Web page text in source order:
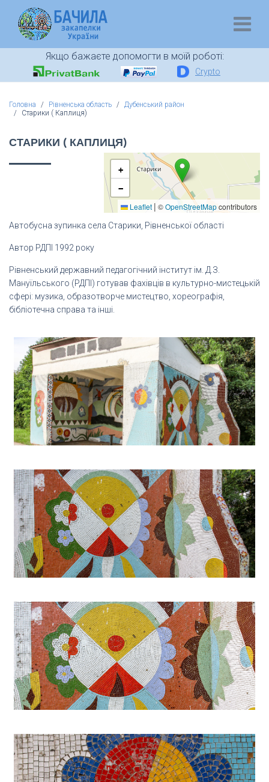
Якщо бажаєте допомогти в моїй роботі:
Crypto
Головна Рівненська область
Дубенський район
Старики ( Каплиця)
СТАРИКИ ( КАПЛИЦЯ)
+
−
Leaflet | ©OpenStreetMapcontributors
Автобусна зупинка села Старики, Рівненської області
Автор РДПІ 1992 року
Рівненський державний педагогічний інститут ім. Д.З.
Мануїльського (РДПІ) готував фахівців в культурно-мистецькій
сфері: музика, образотворче мистецтво, хореографія,
бібліотечна справа та інші.